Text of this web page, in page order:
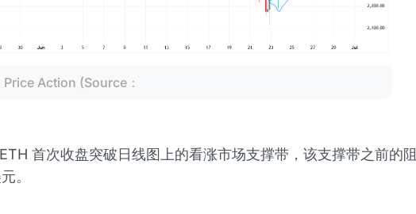
Price Action (Source：
首次收盘突破日线图上的看涨市场支撑带，该支撑带之前的阻
。